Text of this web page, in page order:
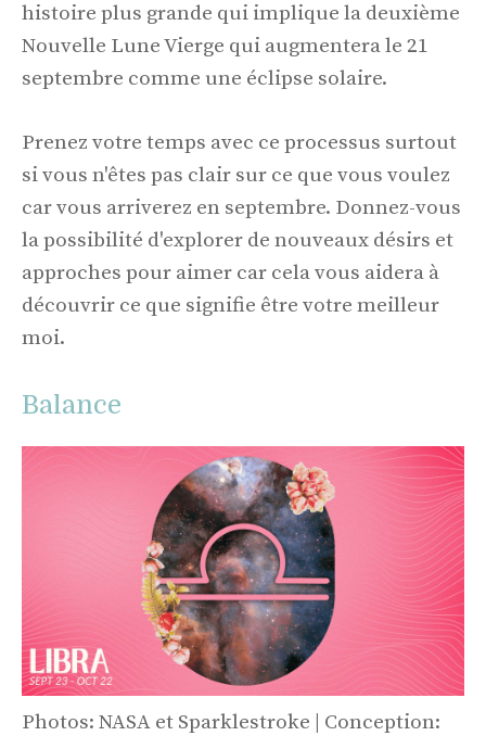
histoire plus grande qui implique la deuxième
Nouvelle Lune Vierge qui augmentera le 21
septembre comme une éclipse solaire.
Prenez votre temps avec ce processus surtout
si vous n'êtes pas clair sur ce que vous voulez
car vous arriverez en septembre. Donnez-vous
la possibilité d'explorer de nouveaux désirs et
approches pour aimer car cela vous aidera à
découvrir ce que signifie être votre meilleur
moi.
Balance
Photos: NASA et Sparklestroke | Conception: